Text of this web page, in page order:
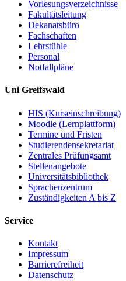
Vorlesungsverzeichnisse
Fakultätsleitung
Dekanatsbüro
Fachschaften
Lehrstühle
Personal
Notfallpläne
Uni Greifswald
HIS (Kurseinschreibung)
Moodle (Lernplattform)
Termine und Fristen
Studierendensekretariat
Zentrales Prüfungsamt
Stellenangebote
Universitätsbibliothek
Sprachenzentrum
Zuständigkeiten A bis Z
Service
Kontakt
Impressum
Barrierefreiheit
Datenschutz